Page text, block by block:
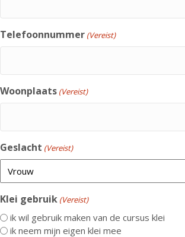
Telefoonnummer (Vereist)
Woonplaats (Vereist)
Geslacht (Vereist)
Klei gebruik (Vereist)
ik wil gebruik maken van de cursus klei
ik neem mijn eigen klei mee